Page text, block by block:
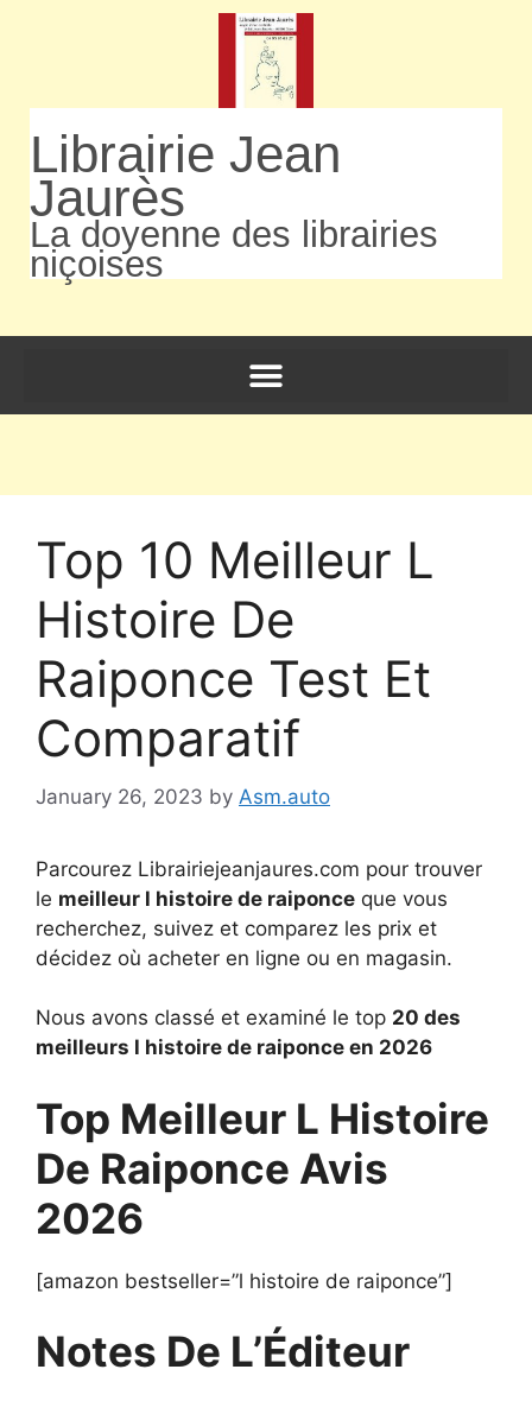
Librairie Jean
Jaurès
La doyenne des librairies
niçoises
Top 10 Meilleur L
Histoire De
Raiponce Test Et
Comparatif
January 26, 2023 by Asm.auto
Parcourez Librairiejeanjaures.com pour trouver
le meilleur l histoire de raiponce que vous
recherchez, suivez et comparez les prix et
décidez où acheter en ligne ou en magasin.
Nous avons classé et examiné le top 20 des
meilleurs l histoire de raiponce en 2026
Top Meilleur L Histoire
De Raiponce Avis
2026
[amazon bestseller=”l histoire de raiponce”]
Notes De L’Éditeur